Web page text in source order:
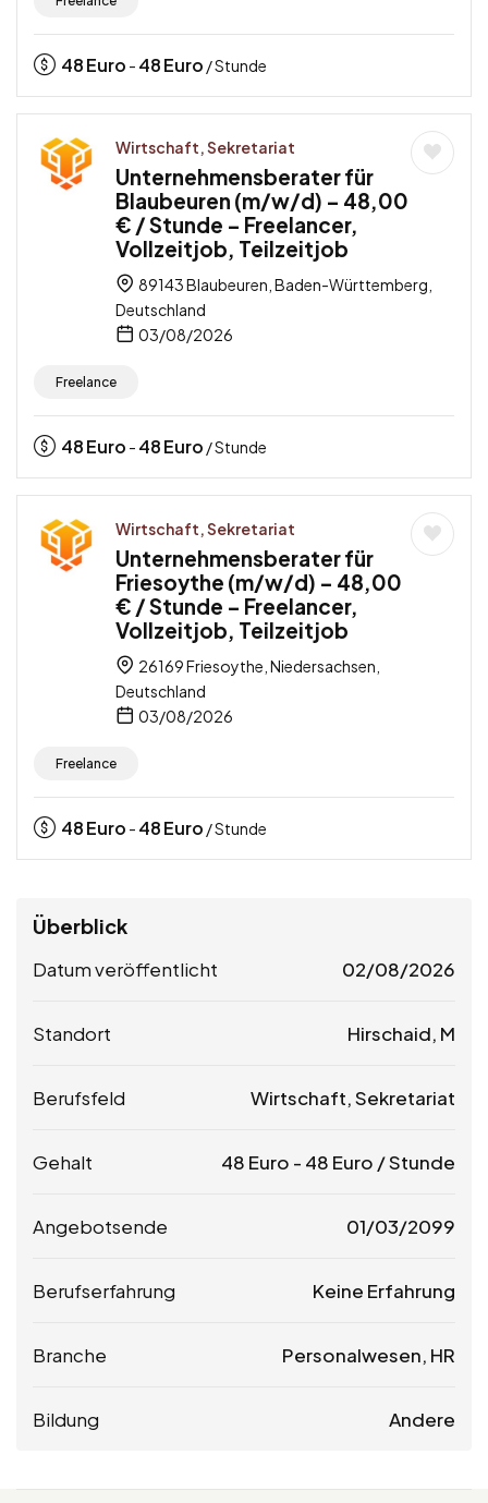
48Euro - 48Euro / Stunde
Wirtschaft, Sekretariat
Unternehmensberater für
Blaubeuren (m/w/d) – 48,00
€ / Stunde – Freelancer,
Vollzeitjob, Teilzeitjob
89143 Blaubeuren, Baden-Württemberg,
Deutschland
03/08/2026
Freelance
48Euro - 48Euro / Stunde
Wirtschaft, Sekretariat
Unternehmensberater für
Friesoythe (m/w/d) – 48,00
€ / Stunde – Freelancer,
Vollzeitjob, Teilzeitjob
26169 Friesoythe, Niedersachsen,
Deutschland
03/08/2026
Freelance
48Euro - 48Euro / Stunde
Überblick
Datum veröffentlicht 02/08/2026
Standort Hirschaid, M
Berufsfeld Wirtschaft, Sekretariat
Gehalt 48 Euro - 48 Euro / Stunde
Angebotsende 01/03/2099
Berufserfahrung Keine Erfahrung
Branche Personalwesen, HR
Bildung Andere